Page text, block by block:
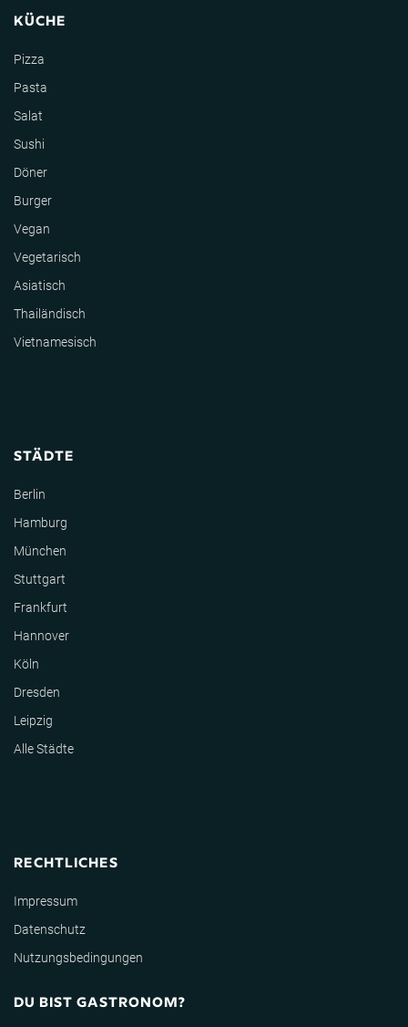
KÜCHE
Pizza
Pasta
Salat
Sushi
Döner
Burger
Vegan
Vegetarisch
Asiatisch
Thailändisch
Vietnamesisch
STÄDTE
Berlin
Hamburg
München
Stuttgart
Frankfurt
Hannover
Köln
Dresden
Leipzig
Alle Städte
RECHTLICHES
Impressum
Datenschutz
Nutzungsbedingungen
DU BIST GASTRONOM?